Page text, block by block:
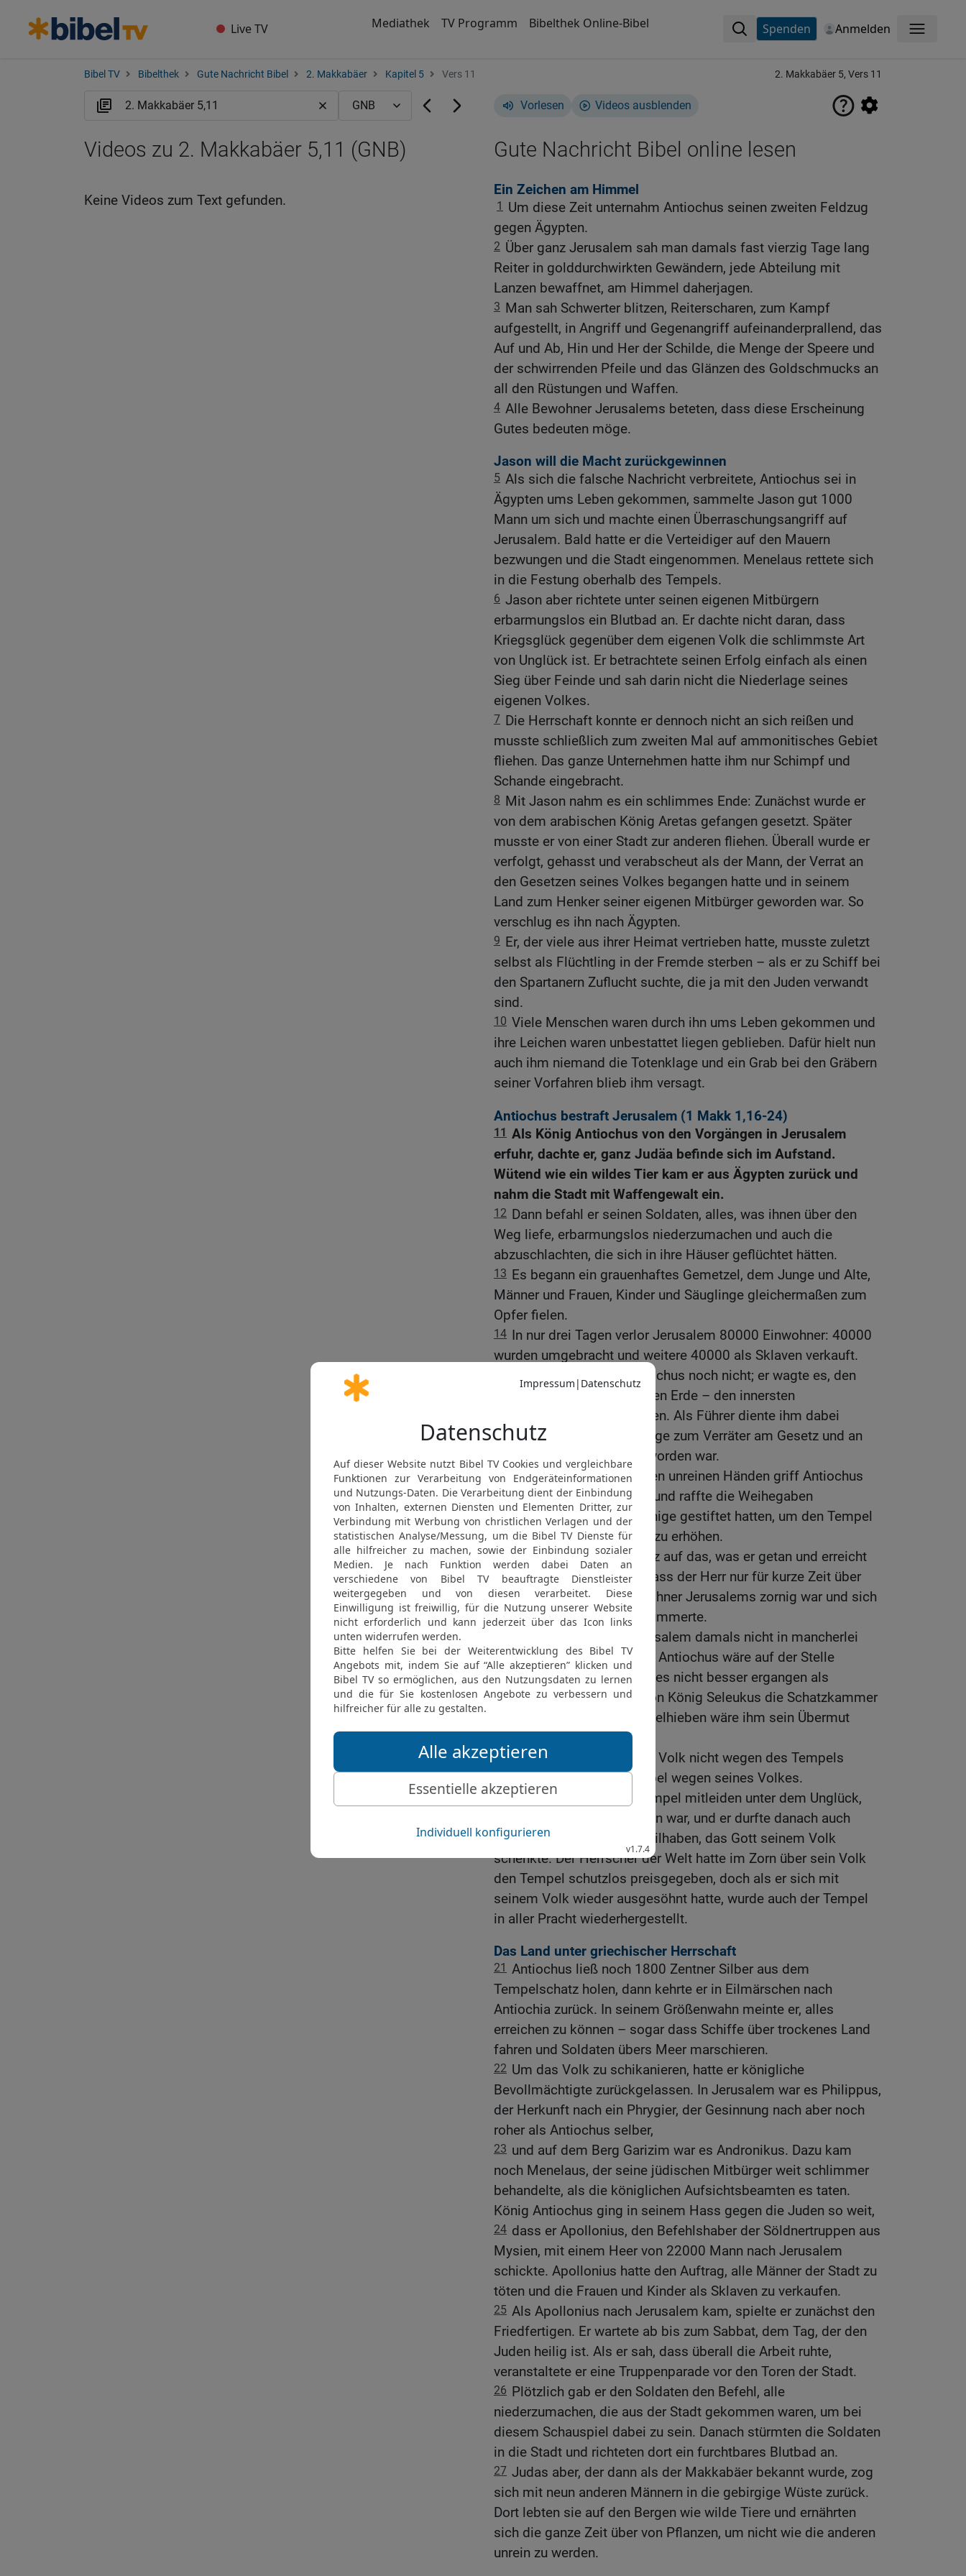
Live TV Mediathek TV Programm Bibelthek Online-Bibel Spenden Anmelden Menü
Bibel TV Bibelthek Gute Nachricht Bibel 2. Makkabäer Kapitel 5 Vers 11 2. Makkabäer 5, Vers 11
Vorlesen Videos ausblenden
Gute Nachricht Bibel online lesen
Ein Zeichen am Himmel
1
Um diese Zeit unternahm Antiochus seinen zweiten Feldzug
gegen Ägypten.
2 Über ganz Jerusalem sah man damals fast vierzig Tage lang
Reiter in golddurchwirkten Gewändern, jede Abteilung mit
Lanzen bewaffnet, am Himmel daherjagen.
3 Man sah Schwerter blitzen, Reiterscharen, zum Kampf
aufgestellt, in Angriff und Gegenangriff aufeinanderprallend, das
Auf und Ab, Hin und Her der Schilde, die Menge der Speere und
der schwirrenden Pfeile und das Glänzen des Goldschmucks an
all den Rüstungen und Waffen.
4 Alle Bewohner Jerusalems beteten, dass diese Erscheinung
Gutes bedeuten möge.
Jason will die Macht zurückgewinnen
5 Als sich die falsche Nachricht verbreitete, Antiochus sei in
Ägypten ums Leben gekommen, sammelte Jason gut 1000
Mann um sich und machte einen Überraschungsangriff auf
Jerusalem. Bald hatte er die Verteidiger auf den Mauern
bezwungen und die Stadt eingenommen. Menelaus rettete sich
in die Festung oberhalb des Tempels.
6 Jason aber richtete unter seinen eigenen Mitbürgern
erbarmungslos ein Blutbad an. Er dachte nicht daran, dass
Kriegsglück gegenüber dem eigenen Volk die schlimmste Art
von Unglück ist. Er betrachtete seinen Erfolg einfach als einen
Sieg über Feinde und sah darin nicht die Niederlage seines
eigenen Volkes.
7 Die Herrschaft konnte er dennoch nicht an sich reißen und
musste schließlich zum zweiten Mal auf ammonitisches Gebiet
fliehen. Das ganze Unternehmen hatte ihm nur Schimpf und
Schande eingebracht.
8 Mit Jason nahm es ein schlimmes Ende: Zunächst wurde er
von dem arabischen König Aretas gefangen gesetzt. Später
musste er von einer Stadt zur anderen fliehen. Überall wurde er
verfolgt, gehasst und verabscheut als der Mann, der Verrat an
den Gesetzen seines Volkes begangen hatte und in seinem
Land zum Henker seiner eigenen Mitbürger geworden war. So
verschlug es ihn nach Ägypten.
9 Er, der viele aus ihrer Heimat vertrieben hatte, musste zuletzt
selbst als Flüchtling in der Fremde sterben – als er zu Schiff bei
den Spartanern Zuflucht suchte, die ja mit den Juden verwandt
sind.
10 Viele Menschen waren durch ihn ums Leben gekommen und
ihre Leichen waren unbestattet liegen geblieben. Dafür hielt nun
auch ihm niemand die Totenklage und ein Grab bei den Gräbern
seiner Vorfahren blieb ihm versagt.
Antiochus bestraft Jerusalem (1 Makk 1,16-24)
11 Als König Antiochus von den Vorgängen in Jerusalem
erfuhr, dachte er, ganz Judäa befinde sich im Aufstand.
Wütend wie ein wildes Tier kam er aus Ägypten zurück und
nahm die Stadt mit Waffengewalt ein.
12 Dann befahl er seinen Soldaten, alles, was ihnen über den
Weg liefe, erbarmungslos niederzumachen und auch die
abzuschlachten, die sich in ihre Häuser geflüchtet hätten.
13 Es begann ein grauenhaftes Gemetzel, dem Junge und Alte,
Männer und Frauen, Kinder und Säuglinge gleichermaßen zum
Opfer fielen.
14 In nur drei Tagen verlor Jerusalem 80000 Einwohner: 40000
wurden umgebracht und weitere 40000 als Sklaven verkauft.
Doch das genügte Antiochus noch nicht; er wagte es, den
heiligsten Ort auf der ganzen Erde – den innersten
Tempelbereich – zu betreten. Als Führer diente ihm dabei
Menelaus, der ja schon lange zum Verräter am Gesetz und an
seinem Volk und Land geworden war.
16
Mit seinen blutbefleckten unreinen Händen griff Antiochus
nach den heiligen Geräten und raffte die Weihegaben
zusammen, die andere Könige gestiftet hatten, um den Tempel
zu ehren und seinen Glanz zu erhöhen.
17 Antiochus war sehr stolz auf das, was er getan und erreicht
hatte. Er wusste ja nicht, dass der Herr nur für kurze Zeit über
die Verfehlungen der Bewohner Jerusalems zornig war und sich
nicht um seinen Tempel kümmerte.
Wäre das Volk von Jerusalem damals nicht in mancherlei
Schuld verstrickt gewesen, Antiochus wäre auf der Stelle
bestraft worden. Ihm wäre es nicht besser ergangen als
Heliodor, der im Auftrag von König Seleukus die Schatzkammer
inspizieren sollte: Mit Geißelhieben wäre ihm sein Übermut
19 Aber der Herr hatte sein Volk nicht wegen des Tempels
erwählt, sondern den Tempel wegen seines Volkes.
20 Deshalb musste der Tempel mitleiden unter dem Unglück,
von dem das Volk getroffen war, und er durfte danach auch
wieder an all dem Guten teilhaben, das Gott seinem Volk
schenkte. Der Herrscher der Welt hatte im Zorn über sein Volk
den Tempel schutzlos preisgegeben, doch als er sich mit
seinem Volk wieder ausgesöhnt hatte, wurde auch der Tempel
in aller Pracht wiederhergestellt.
Das Land unter griechischer Herrschaft
21 Antiochus ließ noch 1800 Zentner Silber aus dem
Tempelschatz holen, dann kehrte er in Eilmärschen nach
Antiochia zurück. In seinem Größenwahn meinte er, alles
erreichen zu können – sogar dass Schiffe über trockenes Land
fahren und Soldaten übers Meer marschieren.
22 Um das Volk zu schikanieren, hatte er königliche
Bevollmächtigte zurückgelassen. In Jerusalem war es Philippus,
der Herkunft nach ein Phrygier, der Gesinnung nach aber noch
roher als Antiochus selber,
23 und auf dem Berg Garizim war es Andronikus. Dazu kam
noch Menelaus, der seine jüdischen Mitbürger weit schlimmer
behandelte, als die königlichen Aufsichtsbeamten es taten.
König Antiochus ging in seinem Hass gegen die Juden so weit,
24 dass er Apollonius, den Befehlshaber der Söldnertruppen aus
Mysien, mit einem Heer von 22000 Mann nach Jerusalem
schickte. Apollonius hatte den Auftrag, alle Männer der Stadt zu
töten und die Frauen und Kinder als Sklaven zu verkaufen.
25 Als Apollonius nach Jerusalem kam, spielte er zunächst den
Friedfertigen. Er wartete ab bis zum Sabbat, dem Tag, der den
Juden heilig ist. Als er sah, dass überall die Arbeit ruhte,
veranstaltete er eine Truppenparade vor den Toren der Stadt.
26 Plötzlich gab er den Soldaten den Befehl, alle
niederzumachen, die aus der Stadt gekommen waren, um bei
diesem Schauspiel dabei zu sein. Danach stürmten die Soldaten
in die Stadt und richteten dort ein furchtbares Blutbad an.
27 Judas aber, der dann als der Makkabäer bekannt wurde, zog
sich mit neun anderen Männern in die gebirgige Wüste zurück.
Dort lebten sie auf den Bergen wie wilde Tiere und ernährten
sich die ganze Zeit über von Pflanzen, um nicht wie die anderen
unrein zu werden.
Videos zu 2. Makkabäer 5,11 (GNB)
Keine Videos zum Text gefunden.